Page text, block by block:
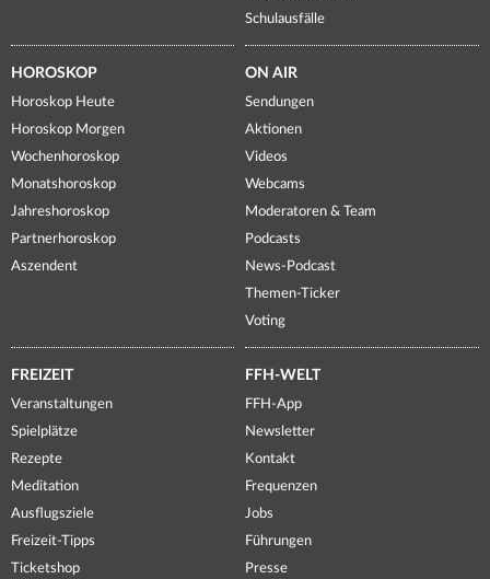
Schulausfälle
HOROSKOP
Horoskop Heute
Horoskop Morgen
Wochenhoroskop
Monatshoroskop
Jahreshoroskop
Partnerhoroskop
Aszendent
ON AIR
Sendungen
Aktionen
Videos
Webcams
Moderatoren & Team
Podcasts
News-Podcast
Themen-Ticker
Voting
FREIZEIT
Veranstaltungen
Spielplätze
Rezepte
Meditation
Ausflugsziele
Freizeit-Tipps
Ticketshop
FFH-WELT
FFH-App
Newsletter
Kontakt
Frequenzen
Jobs
Führungen
Presse